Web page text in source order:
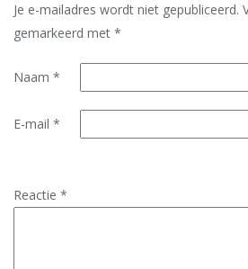
Je e-mailadres wordt niet gepubliceerd.
gemarkeerd met *
Naam *
E-mail *
Reactie *